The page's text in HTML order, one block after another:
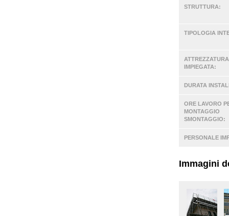
STRUTTURA:
TIPOLOGIA
ATTREZZATURA
IMPIEGATA:
DURATA
ORE LAVORO
MONTAGGIO
SMONTAGGIO:
PERSONALE
Immagini